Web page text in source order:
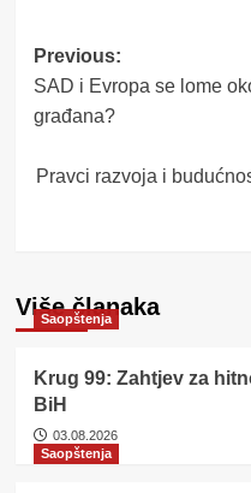
Post
navigation
Previous:
SAD i Evropa se lome
građana?
Pravci razvoja i
Više članaka
Saopštenja
Krug 99: Zahtjev za
BiH
03.08.2026
Saopštenja